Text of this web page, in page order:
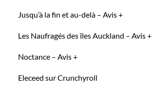
Jusqu’à la fin et au-delà – Avis +
Les Naufragés des îles Auckland – Avis +
Noctance – Avis +
Eleceed sur Crunchyroll